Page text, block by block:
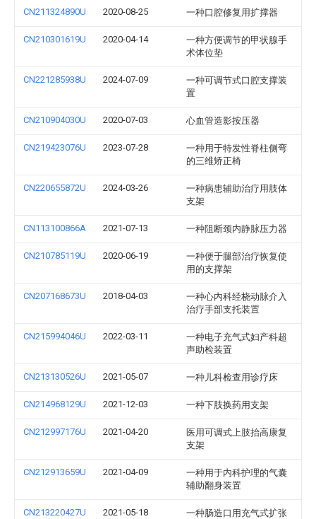
CN211324890U 2020-08-25 一种口腔修复用扩撑器
CN210301619U 2020-04-14
一种方便调节的甲状腺手
术体位垫
CN221285938U 2024-07-09
一种可调节式口腔支撑装
置
CN210904030U 2020-07-03 心血管造影按压器
CN219423076U 2023-07-28
一种用于特发性脊柱侧弯
的三维矫正椅
CN220655872U 2024-03-26
一种病患辅助治疗用肢体
支架
CN113100866A 2021-07-13 一种阻断颈内静脉压力器
CN210785119U 2020-06-19
一种便于腿部治疗恢复使
用的支撑架
CN207168673U 2018-04-03
一种心内科经桡动脉介入
治疗手部支托装置
CN215994046U 2022-03-11
一种电子充气式妇产科超
声助检装置
CN213130526U 2021-05-07 一种儿科检查用诊疗床
CN214968129U 2021-12-03 一种下肢换药用支架
CN212997176U 2021-04-20
医用可调式上肢抬高康复
支架
CN212913659U 2021-04-09
一种用于内科护理的气囊
辅助翻身装置
CN213220427U 2021-05-18
一种肠造口用充气式扩张